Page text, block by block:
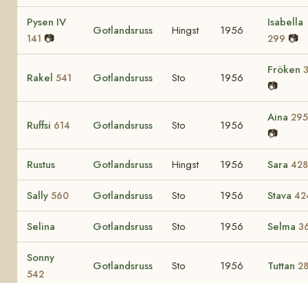
Pysen IV
141 📷
Gotlandsruss Hingst 1956
Isabella
299 📷
Rakel 541 Gotlandsruss Sto 1956
Fröken
📷
Ruffsi 614 Gotlandsruss Sto 1956
Aina 295
📷
Rustus Gotlandsruss Hingst 1956 Sara 428
Sally 560 Gotlandsruss Sto 1956 Stava
Selina Gotlandsruss Sto 1956 Selma
Sonny
542
Gotlandsruss Sto 1956 Tuttan